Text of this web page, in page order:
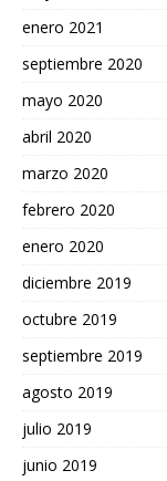
enero 2021
septiembre 2020
mayo 2020
abril 2020
marzo 2020
febrero 2020
enero 2020
diciembre 2019
octubre 2019
septiembre 2019
agosto 2019
julio 2019
junio 2019